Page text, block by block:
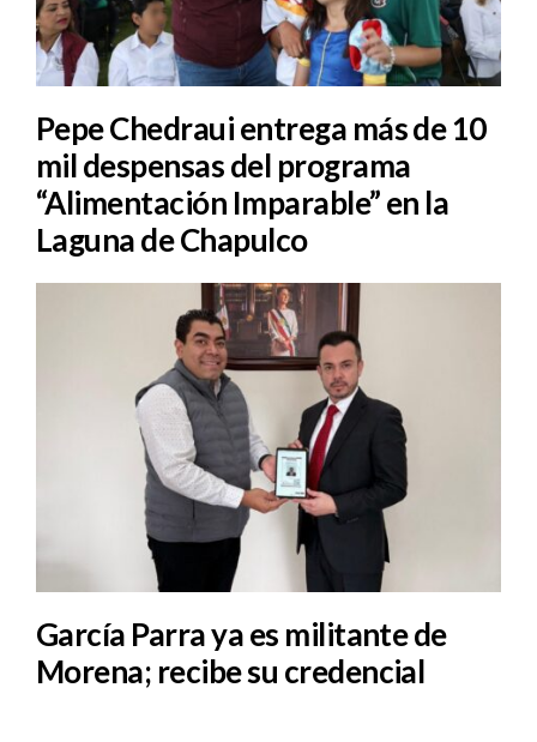
Pepe Chedraui entrega más de 10
mil despensas del programa
“Alimentación Imparable” en la
Laguna de Chapulco
García Parra ya es militante de
Morena; recibe su credencial